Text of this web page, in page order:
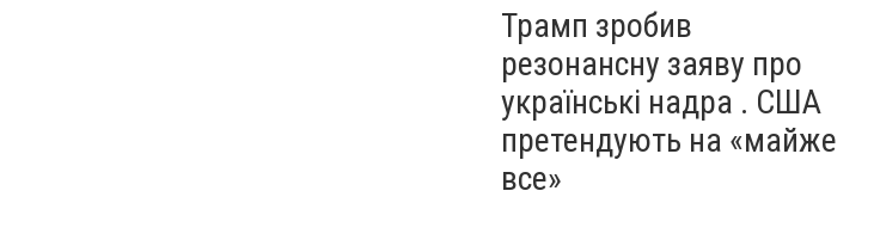
Трамп зробив
резонансну заяву про
українські надра . США
претендують на «майже
все»